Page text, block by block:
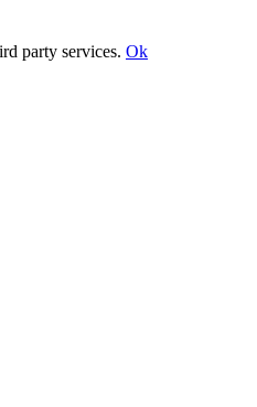
party services. Ok